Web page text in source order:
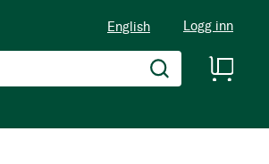
English Logg inn